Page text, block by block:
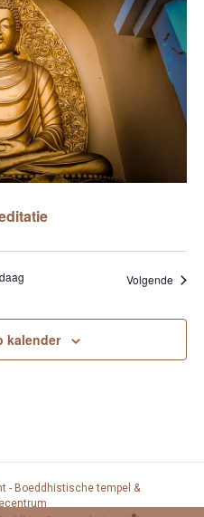
Volgende
kalender
- Boeddhistische tempel &